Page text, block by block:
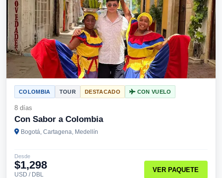
COLOMBIA TOUR DESTACADO CON VUELO
8 días
Con Sabor a Colombia
Bogotá, Cartagena, Medellín
Desde
$1,298
USD / DBL
VER PAQUETE